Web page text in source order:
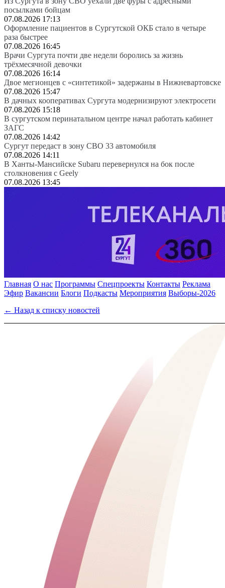
посылками бойцам
07.08.2026 17:13
Оформление пациентов в Сургутской ОКБ стало в четыре
раза быстрее
07.08.2026 16:45
Врачи Сургута почти две недели боролись за жизнь
трёхмесячной девочки
07.08.2026 16:14
Двое мегионцев с «синтетикой» задержаны в Нижневартовске
07.08.2026 15:47
В дачных кооперативах Сургута модернизируют электросети
07.08.2026 15:18
В сургутском перинатальном центре начал работать кабинет
ЗАГС
07.08.2026 14:42
Сургут передаст в зону СВО 33 автомобиля
07.08.2026 14:11
В Ханты-Мансийске Subaru перевернулся на бок после
столкновения с Geely
07.08.2026 13:45
Главная О нас Программы Спецпроекты Контакты Реклама
Эфир Вакансии Блоги Подкасты Мероприятия Выборы-2026
← Назад к списку новостей